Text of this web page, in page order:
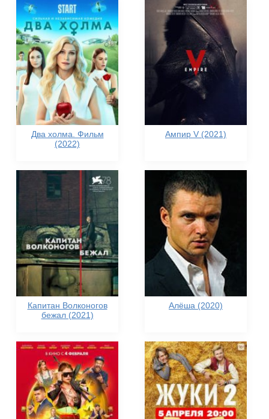
Два холма. Фильм
(2022)
Ампир V (2021)
Капитан Волконогов
бежал (2021)
Алёша (2020)